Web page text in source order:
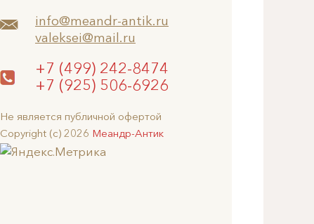
info@meandr-antik.ru
valeksei@mail.ru
+7 (499) 242-8474
+7 (925) 506-6926
Не является публичной офертой
Copyright (c) 2026 Меандр-Антик